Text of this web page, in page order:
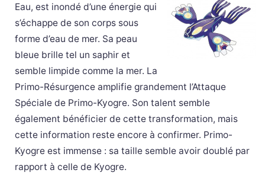
Eau, est inondé d’une énergie qui
s’échappe de son corps sous
forme d’eau de mer. Sa peau
bleue brille tel un saphir et
semble limpide comme la mer. La
Primo-Résurgence amplifie grandement l’Attaque
Spéciale de Primo-Kyogre. Son talent semble
également bénéficier de cette transformation, mais
cette information reste encore à confirmer. Primo-
Kyogre est immense : sa taille semble avoir doublé par
rapport à celle de Kyogre.